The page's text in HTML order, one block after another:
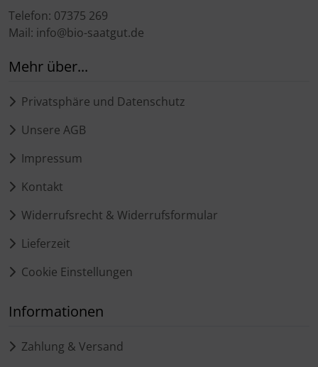
Telefon: 07375 269
Mail: info@bio-saatgut.de
Mehr über...
Privatsphäre und Datenschutz
Unsere AGB
Impressum
Kontakt
Widerrufsrecht & Widerrufsformular
Lieferzeit
Cookie Einstellungen
Informationen
Zahlung & Versand